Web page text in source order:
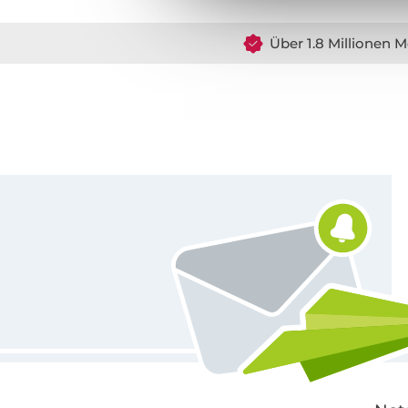
Über 1.8 Millionen